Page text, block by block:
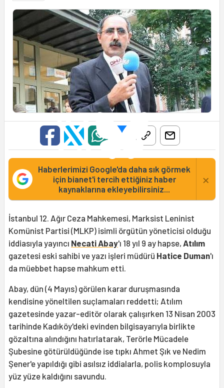
Haberlerimizi Google'da daha sık görmek
için bianet'i tercih ettiğiniz haber
kaynaklarına ekleyebilirsiniz...
×
İstanbul 12. Ağır Ceza Mahkemesi, Marksist Leninist
Komünist Partisi (MLKP) isimli örgütün yöneticisi olduğu
iddiasıyla yayıncı Necati Abay'ı 18 yıl 9 ay hapse, Atılım
gazetesi eski sahibi ve yazı işleri müdürü Hatice Duman'ı
da müebbet hapse mahkum etti.
Abay, dün (4 Mayıs) görülen karar duruşmasında
kendisine yöneltilen suçlamaları reddetti; Atılım
gazetesinde yazar-editör olarak çalışırken 13 Nisan 2003
tarihinde Kadıköy'deki evinden bilgisayarıyla birlikte
gözaltına alındığını hatırlatarak, Terörle Mücadele
Şubesine götürüldüğünde ise tıpkı Ahmet Şık ve Nedim
Şener'e yapıldığı gibi asılsız iddialarla, polis komplosuyla
yüz yüze kaldığını savundu.